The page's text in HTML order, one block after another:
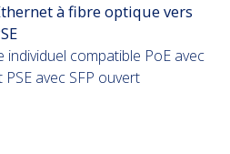
à fibre optique vers
compatible PoE avec
avec SFP ouvert